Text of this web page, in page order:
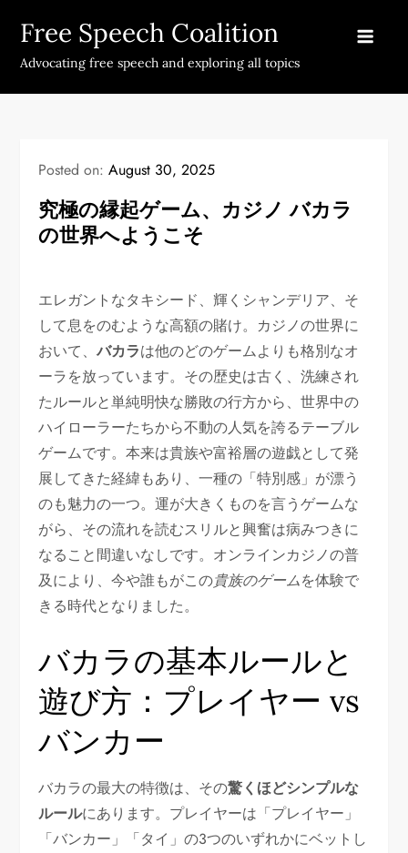
content
Free Speech Coalition
Advocating free speech and exploring all topics
Posted on:August 30, 2025
究極の縁起ゲーム、カジノ バカラ
の世界へようこそ
エレガントなタキシード、輝くシャンデリア、そ
して息をのむような高額の賭け。カジノの世界に
おいて、バカラは他のどのゲームよりも格別なオ
ーラを放っています。その歴史は古く、洗練され
たルールと単純明快な勝敗の行方から、世界中の
ハイローラーたちから不動の人気を誇るテーブル
ゲームです。本来は貴族や富裕層の遊戯として発
展してきた経緯もあり、一種の「特別感」が漂う
のも魅力の一つ。運が大きくものを言うゲームな
がら、その流れを読むスリルと興奮は病みつきに
なること間違いなしです。オンラインカジノの普
及により、今や誰もがこの貴族のゲームを体験で
きる時代となりました。
バカラの基本ルールと
遊び方：プレイヤー vs
バンカー
バカラの最大の特徴は、その驚くほどシンプルな
ルールにあります。プレイヤーは「プレイヤー」
「バンカー」「タイ」の3つのいずれかにベットし